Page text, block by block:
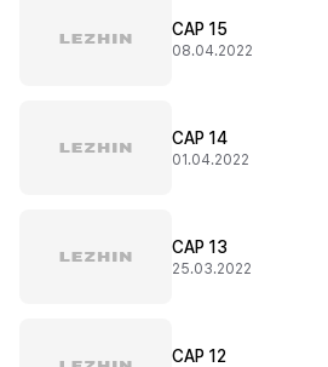
CAP 15
08.04.2022
CAP 14
01.04.2022
CAP 13
25.03.2022
CAP 12